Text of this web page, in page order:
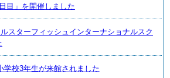
目」を開催しました
スターフィッシュインターナショナルスク
校3年生が来館されました